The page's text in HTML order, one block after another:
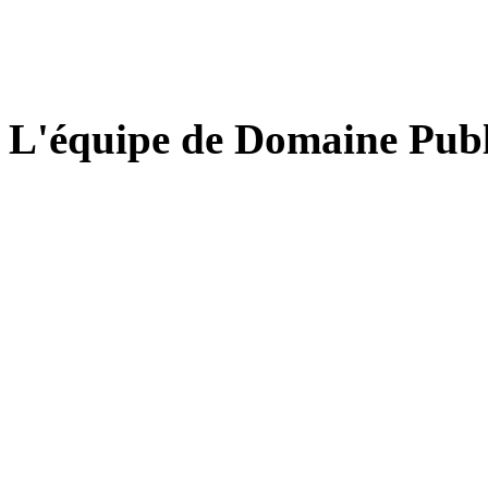
L'équipe de Domaine